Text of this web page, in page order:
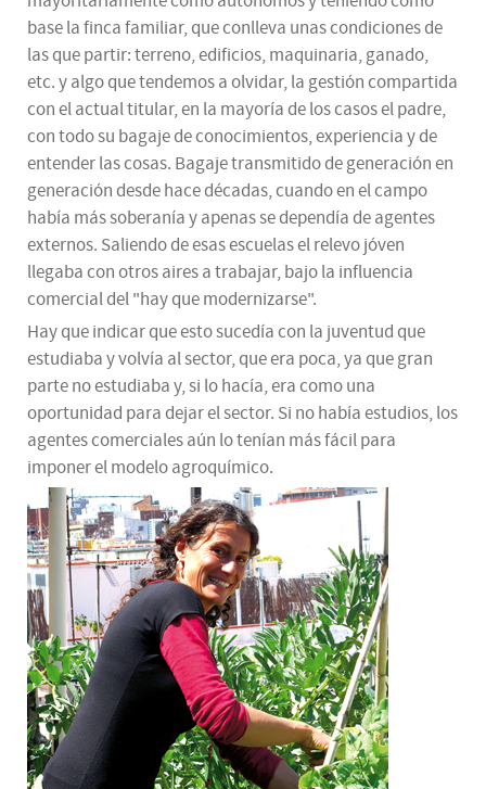
base la finca familiar, que conlleva unas condiciones de
las que partir: terreno, edificios, maquinaria, ganado,
etc. y algo que tendemos a olvidar, la gestión compartida
con el actual titular, en la mayoría de los casos el padre,
con todo su bagaje de conocimientos, experiencia y de
entender las cosas. Bagaje transmitido de generación en
generación desde hace décadas, cuando en el campo
había más soberanía y apenas se dependía de agentes
externos. Saliendo de esas escuelas el relevo jóven
llegaba con otros aires a trabajar, bajo la influencia
comercial del "hay que modernizarse".
Hay que indicar que esto sucedía con la juventud que
estudiaba y volvía al sector, que era poca, ya que gran
parte no estudiaba y, si lo hacía, era como una
oportunidad para dejar el sector. Si no había estudios, los
agentes comerciales aún lo tenían más fácil para
imponer el modelo agroquímico.